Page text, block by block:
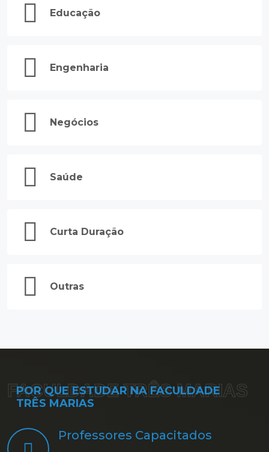
Educação
Engenharia
Negócios
Saúde
Curta Duração
Outras
POR QUE ESTUDAR NA FACULDADE
TRÊS MARIAS
FACULDADE TRÊS MARIAS
Professores Capacitados